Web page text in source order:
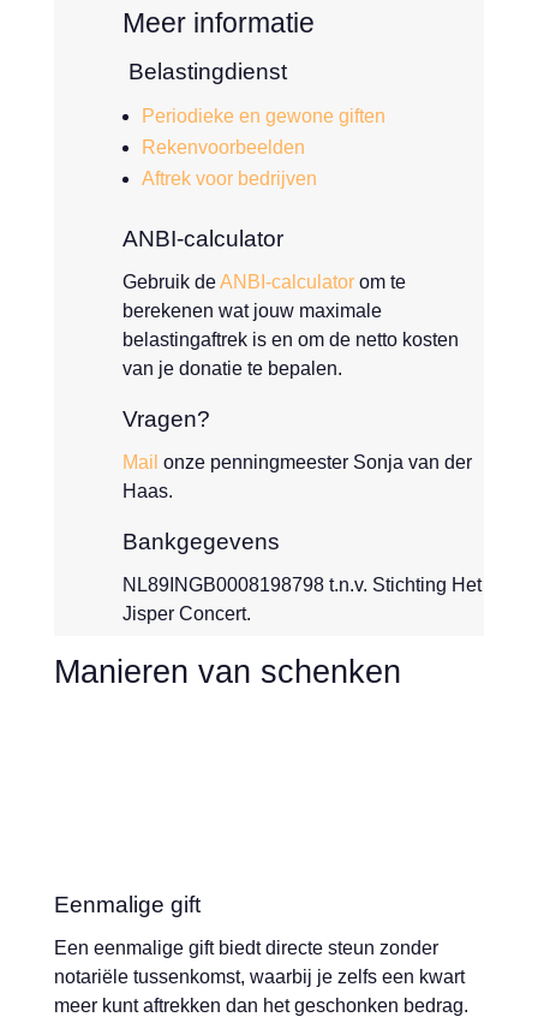
Meer informatie
Belastingdienst
Periodieke en gewone giften
Rekenvoorbeelden
Aftrek voor bedrijven
ANBI-calculator
Gebruik deANBI-calculatorom te
berekenen wat jouw maximale
belastingaftrek is en om de netto kosten
van je donatie te bepalen.
Vragen?
Mail onze penningmeester Sonja van der
Haas.
Bankgegevens
NL89INGB0008198798 t.n.v. Stichting Het
Jisper Concert.
Manieren van schenken
Eenmalige gift
Een eenmalige gift biedt directe steun zonder
notariële tussenkomst, waarbij je zelfs een kwart
meer kunt aftrekken dan het geschonken bedrag.